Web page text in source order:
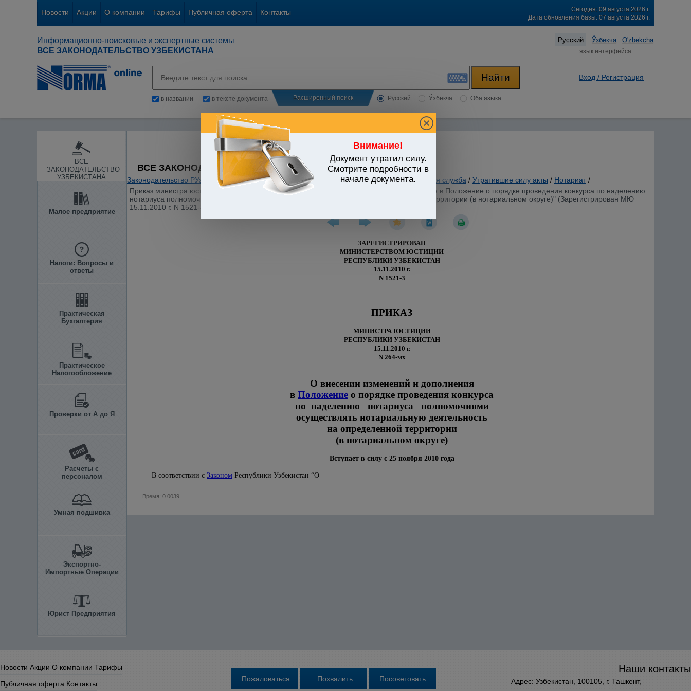
Новости Акции О компании Тарифы Публичная оферта Контакты
Сегодня: 09 августа 2026 г.
Дата обновления базы: 07 августа 2026 г.
Информационно-поисковые и экспертные системы
ВСЕ ЗАКОНОДАТЕЛЬСТВО УЗБЕКИСТАНА
Русский Ўзбекча O'zbekcha
язык интерфейса
в названии в тексте документа Расширенный поиск Русский Ўзбекча Оба языка
Вход / Регистрация
ВСЕ
ЗАКОНОДАТЕЛЬСТВО
УЗБЕКИСТАНА
Малое предприятие
Налоги: Вопросы и
ответы
Практическая
Бухгалтерия
Практическое
Налогообложение
Проверки от А до Я
Расчеты с
персоналом
Умная подшивка
Экспортно-
Импортные Операции
Юрист Предприятия
Внимание!
Документ утратил силу.
Смотрите подробности в
начале документа.
ВСЕ ЗАКОНОДАТЕЛЬСТВО УЗБЕКИСТАНА
Законодательство РУз Прокуратура. Органы юстиции. Нотариат. Адвокатура. Юридическая служба / Утратившие силу акты / Нотариат /
Приказ министра юстиции от 15.11.2010 г. N 264-мх "О внесении изменений и дополнения в Положение о порядке проведения конкурса по наделению
нотариуса полномочиями осуществлять нотариальную деятельность на определенной территории (в нотариальном округе)" (Зарегистрирован МЮ
15.11.2010 г. N 1521-3)
ЗАРЕГИСТРИРОВАН
МИНИСТЕРСТВОМ ЮСТИЦИИ
РЕСПУБЛИКИ УЗБЕКИСТАН
15.11.2010 г.
N 1521-3
ПРИКАЗ
МИНИСТРА ЮСТИЦИИ
РЕСПУБЛИКИ УЗБЕКИСТАН
15.11.2010 г.
N 264-мх
О внесении изменений и дополнения
в Положение о порядке проведения конкурса
по наделению нотариуса полномочиями
осуществлять нотариальную деятельность
на определенной территории
(в нотариальном округе)
Вступает в силу с 25 ноября 2010 года
В соответствии с Законом Республики Узбекистан “О
Время: 0.0039
Новости Акции О компании Тарифы
Публичная оферта Контакты
Наши контакты
Адрес: Узбекистан, 100105, г. Ташкент,